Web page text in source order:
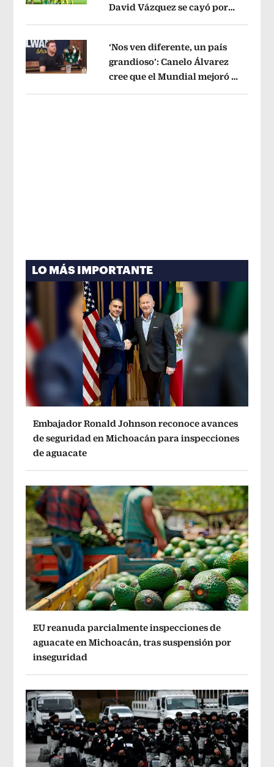
Opens in new windowDavid Vázquez se cayó por
Opens in new window
‘Nos ven diferente, un país
grandioso’: Canelo Álvarez
cree que el Mundial mejoró la
LO MÁS IMPORTANTE
Embajador Ronald Johnson reconoce avances
de seguridad en Michoacán para inspecciones
de aguacate
EU reanuda parcialmente inspecciones de
aguacate en Michoacán, tras suspensión por
inseguridad